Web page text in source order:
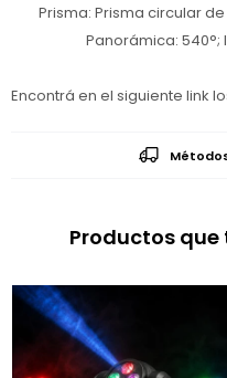
Prisma: Prisma circular
Panorámica: 540°;
Encontrá en el siguiente link
Productos